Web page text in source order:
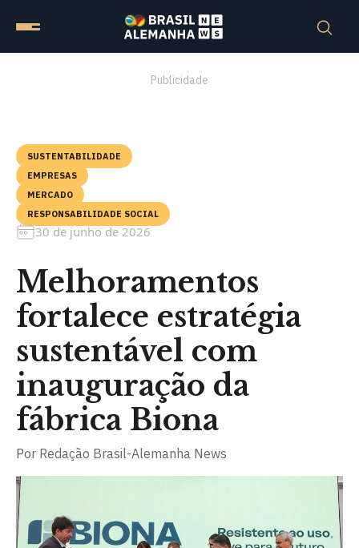
Publicidade
SUSTENTABILIDADE
EMPRESAS
MERCADO
RESPONSABILIDADE SOCIAL
30 de junho de 2026
Melhoramentos
fortalece estratégia
sustentável com
inauguração da
fábrica Biona
Por Redação Brasil-Alemanha News